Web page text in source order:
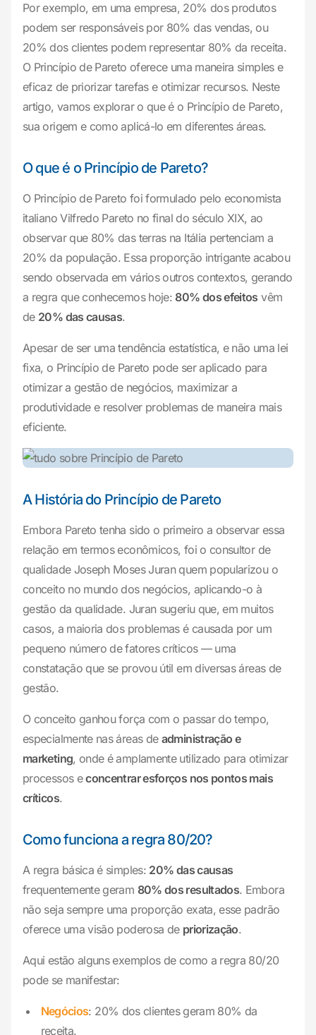
Por exemplo, em uma empresa, 20% dos produtos
podem ser responsáveis por 80% das vendas, ou
20% dos clientes podem representar 80% da receita.
O Princípio de Pareto oferece uma maneira simples e
eficaz de priorizar tarefas e otimizar recursos. Neste
artigo, vamos explorar o que é o Princípio de Pareto,
sua origem e como aplicá-lo em diferentes áreas.
O que é o Princípio de Pareto?
O Princípio de Pareto foi formulado pelo economista
italiano Vilfredo Pareto no final do século XIX, ao
observar que 80% das terras na Itália pertenciam a
20% da população. Essa proporção intrigante acabou
sendo observada em vários outros contextos, gerando
a regra que conhecemos hoje:80% dos efeitos vêm
de 20% das causas.
Apesar de ser uma tendência estatística, e não uma lei
fixa, o Princípio de Pareto pode ser aplicado para
otimizar a gestão de negócios, maximizar a
produtividade e resolver problemas de maneira mais
eficiente.
A História do Princípio de Pareto
Embora Pareto tenha sido o primeiro a observar essa
relação em termos econômicos, foi o consultor de
qualidade Joseph Moses Juran quem popularizou o
conceito no mundo dos negócios, aplicando-o à
gestão da qualidade. Juran sugeriu que, em muitos
casos, a maioria dos problemas é causada por um
pequeno número de fatores críticos — uma
constatação que se provou útil em diversas áreas de
gestão.
O conceito ganhou força com o passar do tempo,
especialmente nas áreas de administração e
marketing, onde é amplamente utilizado para otimizar
processos econcentrar esforços nos pontos mais
críticos.
Como funciona a regra 80/20?
A regra básica é simples: 20% das causas
frequentemente geram 80% dos resultados. Embora
não seja sempre uma proporção exata, esse padrão
oferece uma visão poderosa de priorização.
Aqui estão alguns exemplos de como a regra 80/20
pode se manifestar:
Negócios: 20% dos clientes geram 80% da
receita.